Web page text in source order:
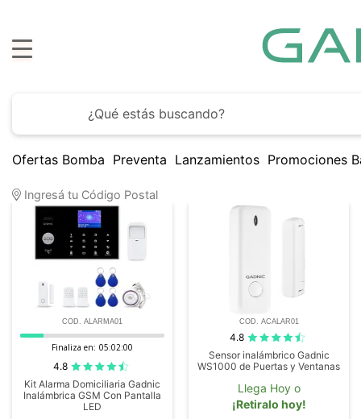
Ofertas Bomba Preventa Lanzamientos Promociones
Ingresá tu Código Postal
17
COD. ALARMA01
Finaliza en: 05:01:59
4.8
Kit Alarma Domiciliaria Gadnic
Inalámbrica GSM Con Pantalla
LED
COD. ACALAR01
4.8
Sensor inalámbrico Gadnic
WS1000 de Puertas y Ventanas
Llega Hoy o
¡Retiralo hoy!